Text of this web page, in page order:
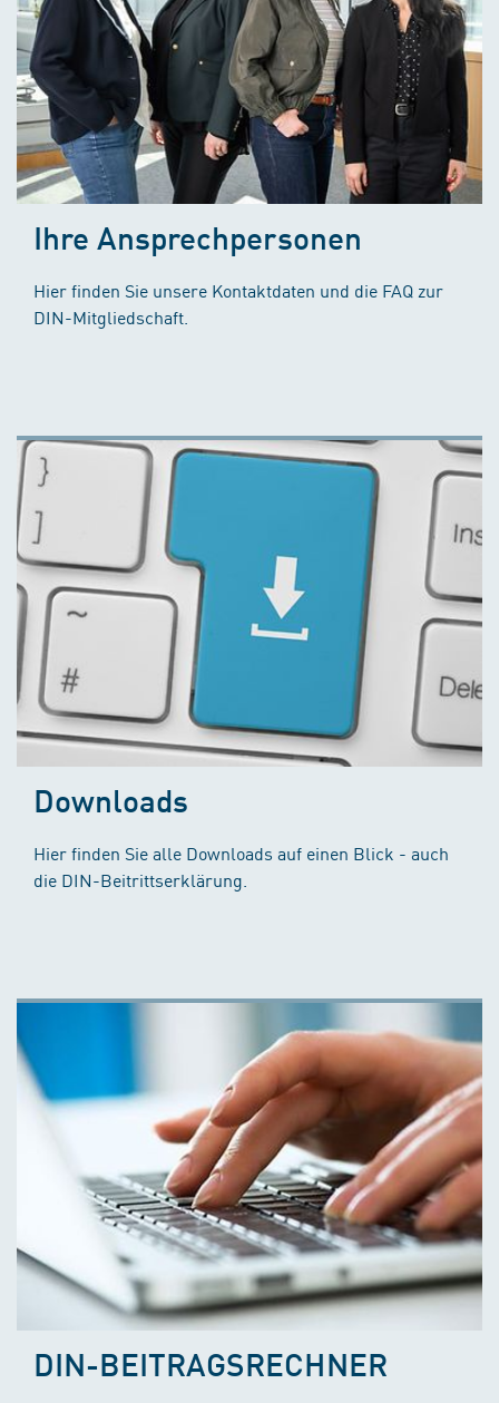
Ihre Ansprechpersonen
Hier finden Sie unsere Kontaktdaten und die FAQ zur
DIN-Mitgliedschaft.
Downloads
Hier finden Sie alle Downloads auf einen Blick - auch
die DIN-Beitrittserklärung.
DIN-BEITRAGSRECHNER